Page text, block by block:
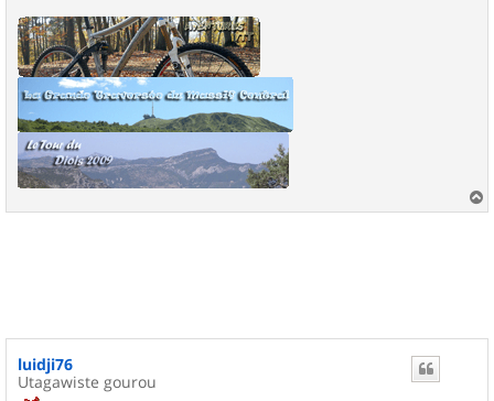
a
luidji76
Utagawiste gourou